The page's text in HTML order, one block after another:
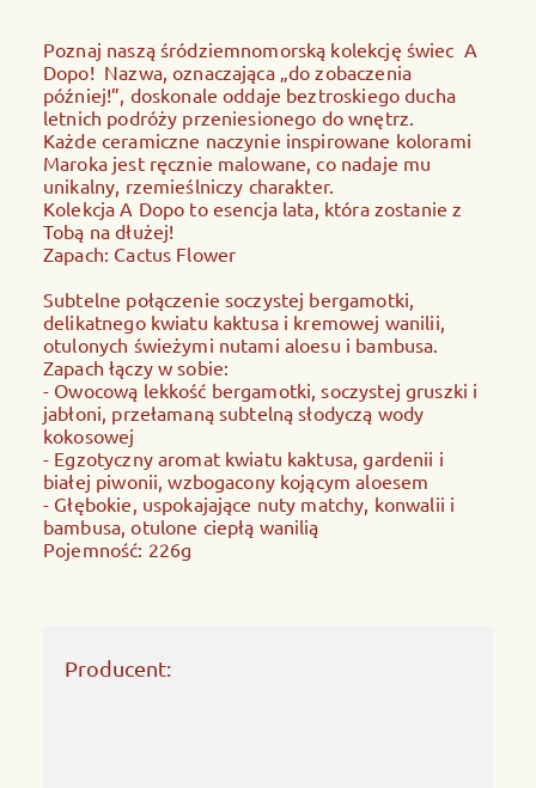
Poznaj naszą śródziemnomorską kolekcję świec A
Dopo! Nazwa, oznaczająca „do zobaczenia
później!”, doskonale oddaje beztroskiego ducha
letnich podróży przeniesionego do wnętrz.
Każde ceramiczne naczynie inspirowane kolorami
Maroka jest ręcznie malowane, co nadaje mu
unikalny, rzemieślniczy charakter.
Kolekcja A Dopo to esencja lata, która zostanie z
Tobą na dłużej!
Zapach: Cactus Flower
Subtelne połączenie soczystej bergamotki,
delikatnego kwiatu kaktusa i kremowej wanilii,
otulonych świeżymi nutami aloesu i bambusa.
Zapach łączy w sobie:
- Owocową lekkość bergamotki, soczystej gruszki i
jabłoni, przełamaną subtelną słodyczą wody
kokosowej
- Egzotyczny aromat kwiatu kaktusa, gardenii i
białej piwonii, wzbogacony kojącym aloesem
- Głębokie, uspokajające nuty matchy, konwalii i
bambusa, otulone ciepłą wanilią
Pojemność: 226g
Producent: